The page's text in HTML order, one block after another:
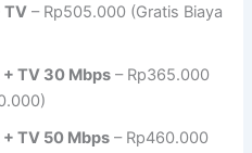
TV – Rp505.000 (Gratis Biaya
TV 30 Mbps – Rp365.000
TV 50 Mbps – Rp460.000